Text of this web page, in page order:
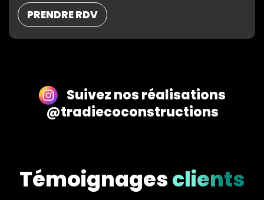
PRENDRE RDV
Suivez nos réalisations
@tradiecoconstructions
Témoignagesclients